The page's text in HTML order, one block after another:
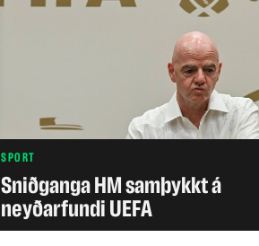
SPORT
Sniðganga HM samþykkt á
neyðarfundi UEFA